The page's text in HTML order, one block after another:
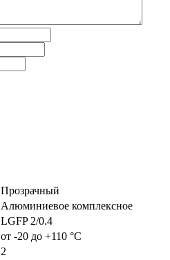
Прозрачный
Алюминиевое комплексное
LGFP 2/0.4
от -20 до +110 °C
2